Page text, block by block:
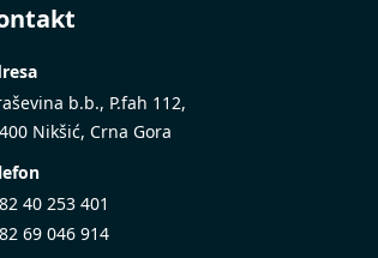
b.b., P.fah 112,
Nikšić, Crna Gora
40 253 401
69 046 914